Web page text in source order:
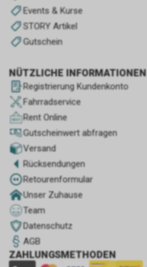
Events & Kurse
STORY Artikel
Gutschein
NÜTZLICHE INFORMATIONEN
Registrierung Kundenkonto
Fahrradservice
Rent Online
Gutscheinwert abfragen
Versand
Rücksendungen
Retourenformular
Unser Zuhause
Team
Datenschutz
AGB
ZAHLUNGSMETHODEN